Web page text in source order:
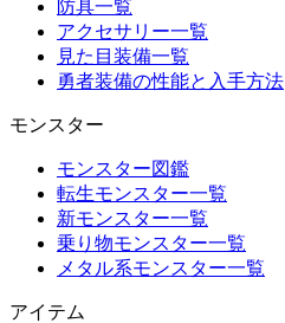
防具一覧
アクセサリー一覧
見た目装備一覧
勇者装備の性能と入手方法
モンスター
モンスター図鑑
転生モンスター一覧
新モンスター一覧
乗り物モンスター一覧
メタル系モンスター一覧
アイテム